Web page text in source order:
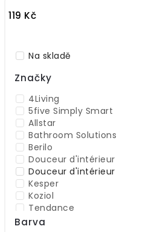
Abecedně
119 Kč
Na skladě
Značky
4Living
5five Simply Smart
Allstar
Bathroom Solutions
Berilo
Douceur d'intérieur
Douceur d'intérieur
Kesper
Koziol
Tendance
TOM TAILOR
Barva